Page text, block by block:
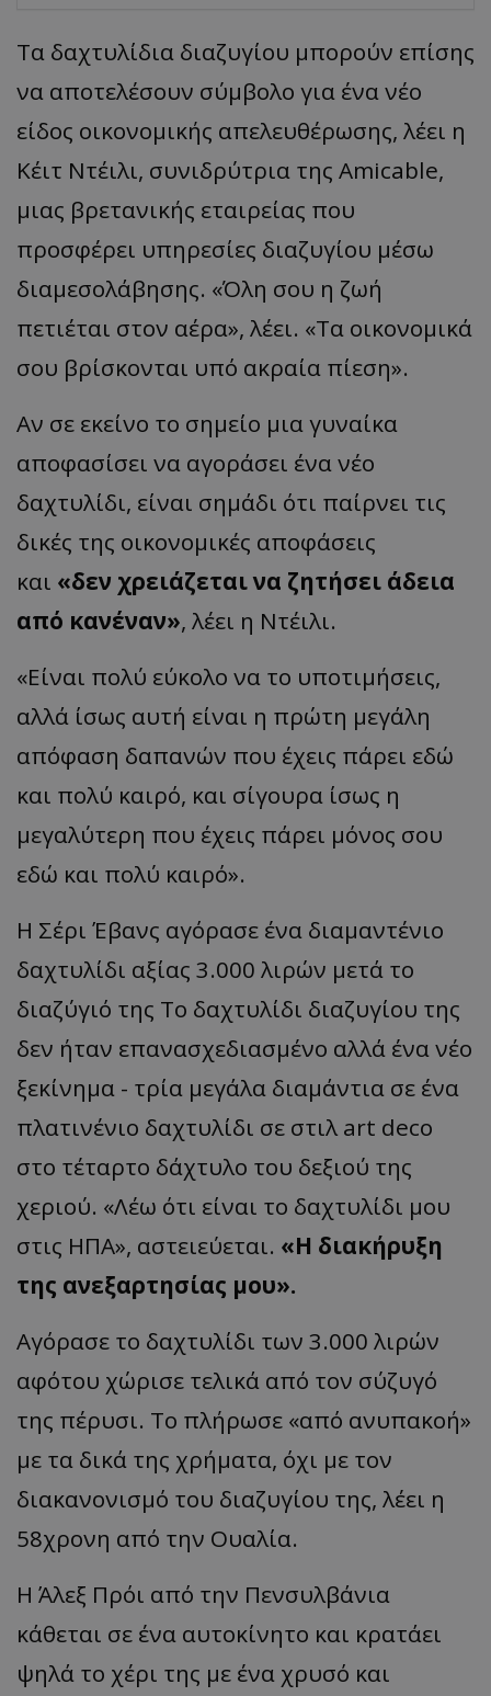
Τα δαχτυλίδια διαζυγίου μπορούν επίσης
να αποτελέσουν σύμβολο για ένα νέο
είδος οικονομικής απελευθέρωσης, λέει η
Kέιτ Ντέιλι, συνιδρύτρια της Amicable,
μιας βρετανικής εταιρείας που
προσφέρει υπηρεσίες διαζυγίου μέσω
διαμεσολάβησης. «Όλη σου η ζωή
πετιέται στον αέρα», λέει. «Τα οικονομικά
σου βρίσκονται υπό ακραία πίεση».
Αν σε εκείνο το σημείο μια γυναίκα
αποφασίσει να αγοράσει ένα νέο
δαχτυλίδι, είναι σημάδι ότι παίρνει τις
δικές της οικονομικές αποφάσεις
και «δεν χρειάζεται να ζητήσει άδεια
από κανέναν», λέει η Ντέιλι.
«Είναι πολύ εύκολο να το υποτιμήσεις,
αλλά ίσως αυτή είναι η πρώτη μεγάλη
απόφαση δαπανών που έχεις πάρει εδώ
και πολύ καιρό, και σίγουρα ίσως η
μεγαλύτερη που έχεις πάρει μόνος σου
εδώ και πολύ καιρό».
Η Σέρι Έβανς αγόρασε ένα διαμαντένιο
δαχτυλίδι αξίας 3.000 λιρών μετά το
διαζύγιό της Το δαχτυλίδι διαζυγίου της
δεν ήταν επανασχεδιασμένο αλλά ένα νέο
ξεκίνημα - τρία μεγάλα διαμάντια σε ένα
πλατινένιο δαχτυλίδι σε στιλ art deco
στο τέταρτο δάχτυλο του δεξιού της
χεριού. «Λέω ότι είναι το δαχτυλίδι μου
στις ΗΠΑ», αστειεύεται. «Η διακήρυξη
της ανεξαρτησίας μου».
Αγόρασε το δαχτυλίδι των 3.000 λιρών
αφότου χώρισε τελικά από τον σύζυγό
της πέρυσι. Το πλήρωσε «από ανυπακοή»
με τα δικά της χρήματα, όχι με τον
διακανονισμό του διαζυγίου της, λέει η
58χρονη από την Ουαλία.
Η Άλεξ Πρόι από την Πενσυλβάνια
κάθεται σε ένα αυτοκίνητο και κρατάει
ψηλά το χέρι της με ένα χρυσό και